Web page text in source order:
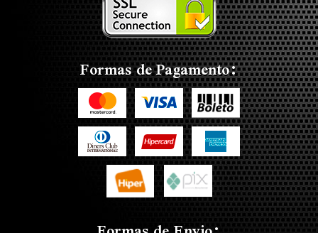
Formas de Pagamento: